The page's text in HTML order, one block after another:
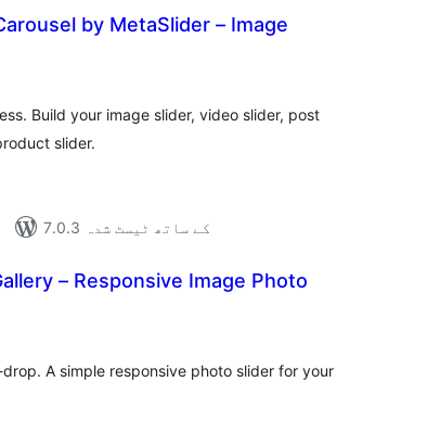
by MetaSlider – Image
Build your image slider, video slider, post
slider.
7.0.3 کے ساتھ ٹیسٹ شدہ
– Responsive Image Photo
A simple responsive photo slider for your